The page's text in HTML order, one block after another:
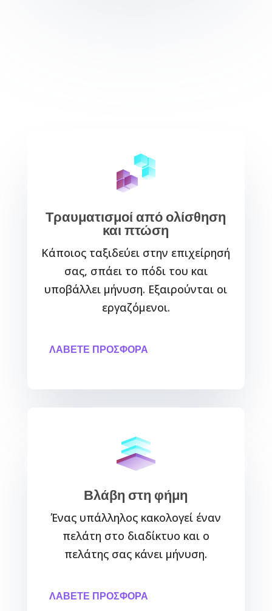
Τραυματισμοί από ολίσθηση
και πτώση
Κάποιος ταξιδεύει στην επιχείρησή
σας, σπάει το πόδι του και
υποβάλλει μήνυση. Εξαιρούνται οι
εργαζόμενοι.
ΛΑΒΕΤΕ ΠΡΟΣΦΟΡΑ
Βλάβη στη φήμη
Ένας υπάλληλος κακολογεί έναν
πελάτη στο διαδίκτυο και ο
πελάτης σας κάνει μήνυση.
ΛΑΒΕΤΕ ΠΡΟΣΦΟΡΑ